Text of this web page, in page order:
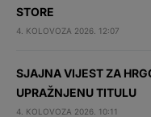
STORE
4. KOLOVOZA 2026. 12:07
SJAJNA VIJEST ZA
UPRAŽNJENU TITULU
4. KOLOVOZA 2026. 10:11